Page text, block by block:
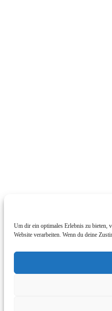
Um dir ein optimales Erlebnis zu bieten,
Website verarbeiten. Wenn du deine